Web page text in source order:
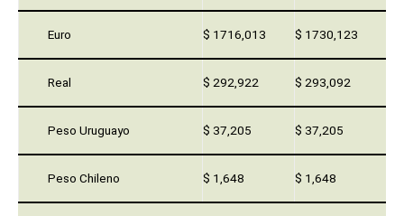
Euro $ 1716,013 $ 1730,123
Real $ 292,922 $ 293,092
Peso Uruguayo $ 37,205 $ 37,205
Peso Chileno $ 1,648 $ 1,648